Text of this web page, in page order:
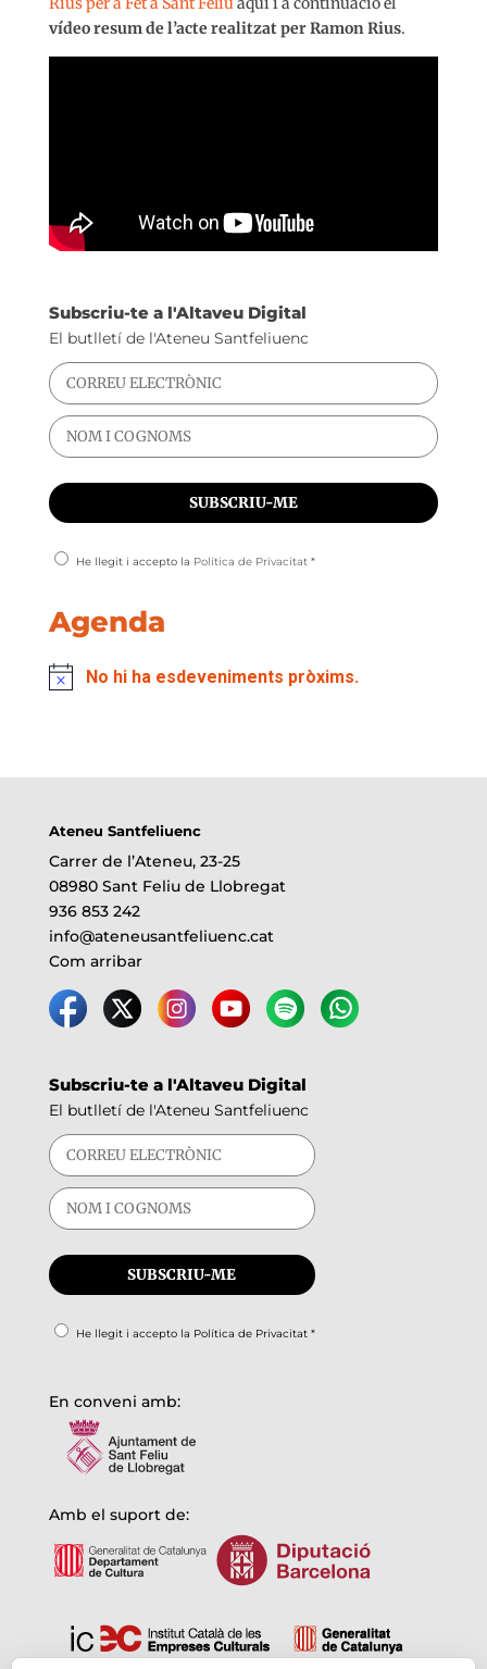
vídeo resum de l’acte realitzat per Ramon Rius.
Subscriu-te a l'Altaveu Digital
El butlletí de l'Ateneu Santfeliuenc
He llegit i accepto la Política de Privacitat*
Agenda
No hi ha esdeveniments pròxims.
Ateneu Santfeliuenc
Carrer de l’Ateneu, 23-25
08980 Sant Feliu de Llobregat
936 853 242
info@ateneusantfeliuenc.cat
Com arribar
Subscriu-te a l'Altaveu Digital
El butlletí de l'Ateneu Santfeliuenc
He llegit i accepto la Política de Privacitat*
En conveni amb:
Amb el suport de: